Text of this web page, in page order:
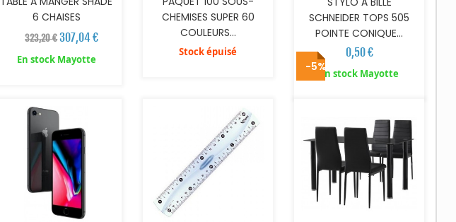
6 CHAISES
323,20 €307,04 €
En stock Mayotte
CHEMISES SUPER 60
COULEURS...
Stock épuisé
SCHNEIDER TOPS 505
POINTE CONIQUE...
0,50 €
En stock Mayotte
-5% AJOUTER AU PANIER